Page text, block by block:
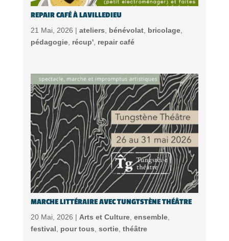
REPAIR CAFÉ À LAVILLEDIEU
21 Mai, 2026 | ateliers bénévolat, bricolage,
pédagogie, récup', repair café
MARCHE LITTÉRAIRE AVEC TUNGTSTÈNE THÉÂTRE
20 Mai, 2026 | Arts et Culture, ensemble,
festival, pour tous, sortie, théâtre